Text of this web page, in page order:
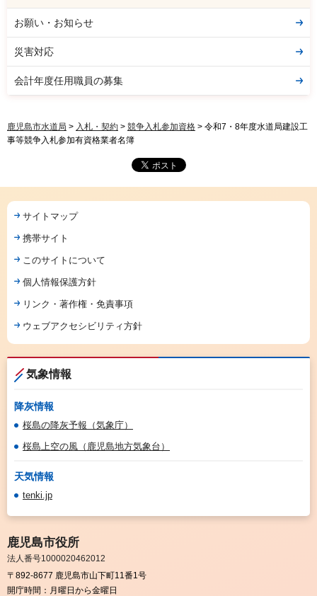
お願い・お知らせ
災害対応
会計年度任用職員の募集
鹿児島市水道局 > 入札・契約 > 競争入札参加資格 > 令和7・8年度水道局建設工
事等競争入札参加有資格業者名簿
サイトマップ
携帯サイト
このサイトについて
個人情報保護方針
リンク・著作権・免責事項
ウェブアクセシビリティ方針
気象情報
降灰情報
桜島の降灰予報（気象庁）
桜島上空の風（鹿児島地方気象台）
天気情報
tenki.jp
鹿児島市役所
法人番号1000020462012
〒892-8677 鹿児島市山下町11番1号
開庁時間： 月曜日から金曜日